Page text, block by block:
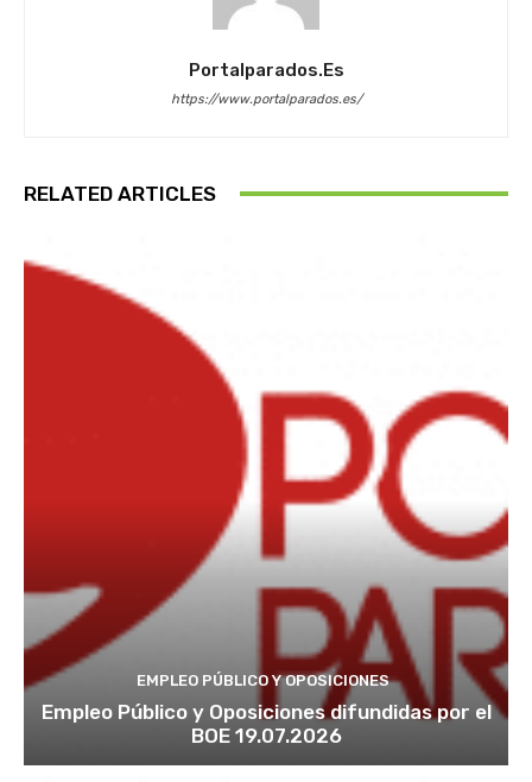
Portalparados.es
https://www.portalparados.es/
RELATED ARTICLES
EMPLEO PÚBLICO Y OPOSICIONES
Empleo Público y Oposiciones difundidas por el
BOE 19.07.2026